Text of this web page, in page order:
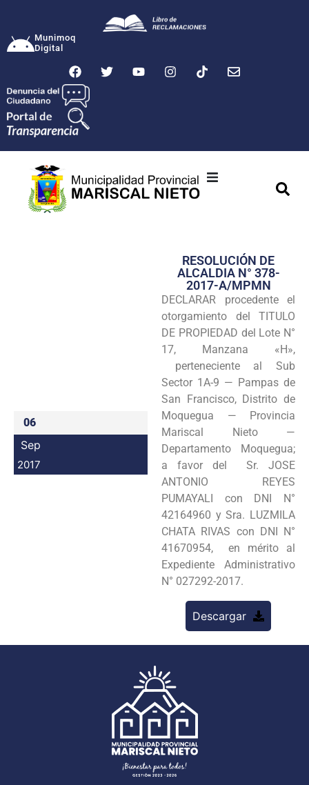
Munimoq
Digital
Transparencia
Seguridad
Programas
Intranet
06
Sep
2017
RESOLUCIÓN DE
ALCALDIA N° 378-
2017-A/MPMN
DECLARAR procedente el
otorgamiento del TITULO
DE PROPIEDAD del Lote N°
17, Manzana «H»,
perteneciente al Sub
Sector 1A-9 — Pampas de
San Francisco, Distrito de
Moquegua — Provincia
Mariscal Nieto —
Departamento Moquegua;
a favor del Sr. JOSE
ANTONIO REYES
PUMAYALI con DNI N°
42164960 y Sra. LUZMILA
CHATA RIVAS con DNI N°
41670954, en mérito al
Expediente Administrativo
N° 027292-2017.
Descargar